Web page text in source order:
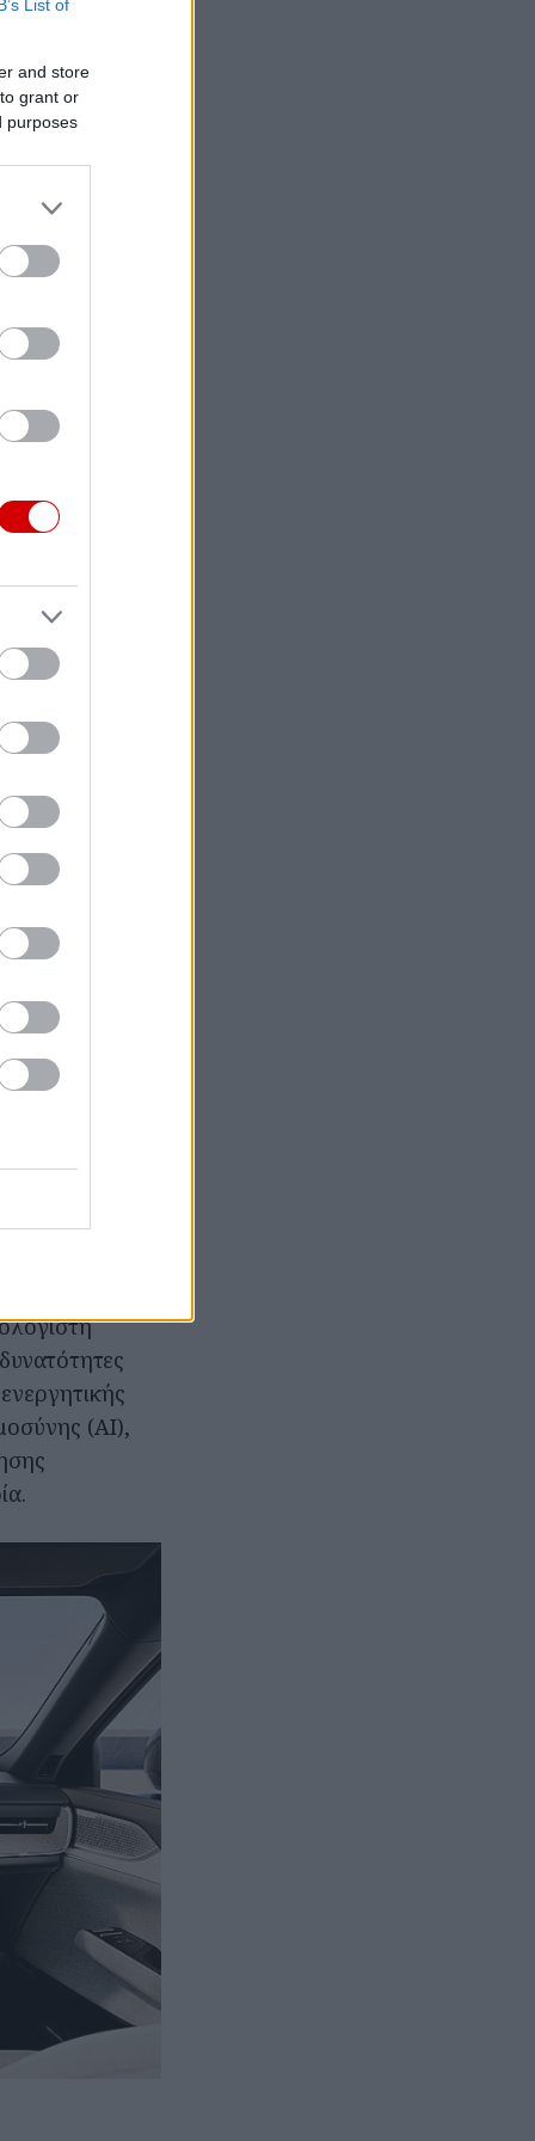
List of
and store
grant or
purposes
με την
τη ζωή
λογισμικό,
την
τις
μπορούμε να
από την
(ΑΙ),